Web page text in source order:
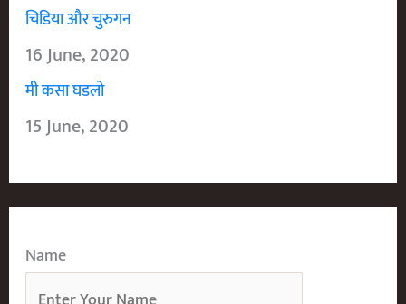
चिडिया और चुरुगन
16 June, 2020
मी कसा घडलो
15 June, 2020
Name